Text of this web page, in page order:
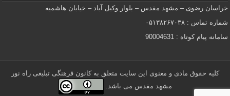
خراسان رضوی – مشهد مقدس – بلوار وکیل آباد – خیابان هاشمیه
شماره تماس : ۰۵۱۳۸۲۶۷۰۳۸
سامانه پیام کوتاه : 90004631
کلیه حقوق مادی و معنوی این سایت متعلق به کانون فرهنگی تبلیغی راه نور
مشهد مقدس می باشد.